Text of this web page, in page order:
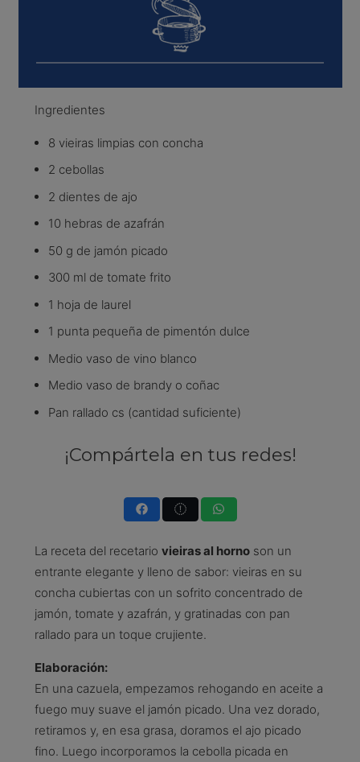
Ingredientes
8 vieiras limpias con concha
2 cebollas
2 dientes de ajo
10 hebras de azafrán
50 g de jamón picado
300 ml de tomate frito
1 hoja de laurel
1 punta pequeña de pimentón dulce
Medio vaso de vino blanco
Medio vaso de brandy o coñac
Pan rallado cs (cantidad suficiente)
¡Compártela en tus redes!
La receta del recetario vieiras al hornoson un
entrante elegante y lleno de sabor: vieiras en su
concha cubiertas con un sofrito concentrado de
jamón, tomate y azafrán, y gratinadas con pan
rallado para un toque crujiente.
Elaboración:
En una cazuela, empezamos rehogando en aceite a
fuego muy suave el jamón picado. Una vez dorado,
retiramos y, en esa grasa, doramos el ajo picado
fino. Luego incorporamos la cebolla picada en